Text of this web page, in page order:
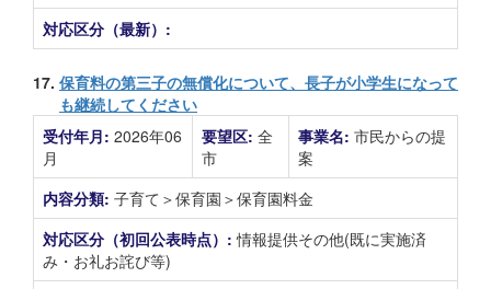
対応区分（最新）:
17. 保育料の第三子の無償化について、長子が小学生になって
も継続してください
受付年月: 2026年06
月
要望区: 全
市
事業名: 市民からの提
案
内容分類: 子育て＞保育園＞保育園料金
対応区分（初回公表時点）:情報提供その他(既に実施済
み・お礼お詫び等)